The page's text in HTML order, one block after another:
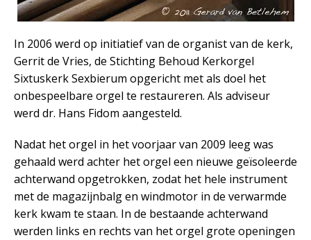
In 2006 werd op initiatief van de organist van de kerk,
Gerrit de Vries, de Stichting Behoud Kerkorgel
Sixtuskerk Sexbierum opgericht met als doel het
onbespeelbare orgel te restaureren. Als adviseur
werd dr. Hans Fidom aangesteld.
Nadat het orgel in het voorjaar van 2009 leeg was
gehaald werd achter het orgel een nieuwe geïsoleerde
achterwand opgetrokken, zodat het hele instrument
met de magazijnbalg en windmotor in de verwarmde
kerk kwam te staan. In de bestaande achterwand
werden links en rechts van het orgel grote openingen